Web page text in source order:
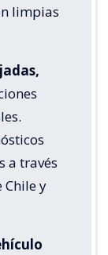
limpias
a través
Chile y